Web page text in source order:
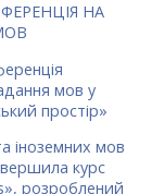
НА
мов у
простір»
іноземних мов
курс
розроблений